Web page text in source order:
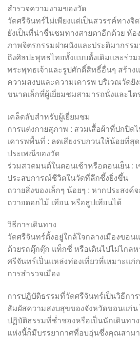
สำรวจความงามของวัด
วัดศรีจันทร์ไม่เพียงแต่เป็นสวรรค์ทาง
ยังเป็นที่น่าชื่นชมทางสายตาอีกด้วย ห้อ
ภาพจิตรกรรมฝาผนังและประติมากรร
ถึงศิลปะพุทธไทยทั้งแบบดั้งเดิมและร่ว
พระพุทธเจ้าและรูปศักดิ์สิทธิ์อื่นๆ สร้าง
ความสงบและความเคารพ บริเวณวัดยั
ขนาดเล็กที่ผู้เยี่ยมชมสามารถนั่งและไต
เคล็ดลับสำหรับผู้เยี่ยมชม
การแต่งกายสุภาพ : สวมเสื้อผ้าที่ปกปิด
เคารพพื้นที่ : ลดเสียงรบกวนให้น้อยที่สุ
ประเพณีของวัด
ร่วมสวดมนต์ในตอนเช้าหรือตอนเย็น :
ประสบการณ์ชีวิตในวัดที่ลึกซึ้งยิ่งขึ้น
ถวายสิ่งของเล็กๆ น้อยๆ : หากประสงค์
ถวายดอกไม้ เทียน หรือธูปเทียนได้
วิธีการเดินทาง
วัดศรีจันทร์ตั้งอยู่ใกล้ใจกลางเมืองขอน
ด้วยรถตุ๊กตุ๊ก แท็กซี่ หรือเดินไปไม่ไกล
ศรีจันทร์เป็นแหล่งท่องเที่ยวที่เหมาะแก่
การสำรวจเมือง
การปฏิบัติธรรมที่วัดศรีจันทร์เป็นวิธีกา
สัมผัสความสงบสุขของจังหวัดขอนแก่น
ปฏิบัติธรรมที่ช่ำชองหรือเป็นนักเดินทา
แห่งนี้ก็มีบรรยากาศที่อบอุ่นซึ่งคุณสาม